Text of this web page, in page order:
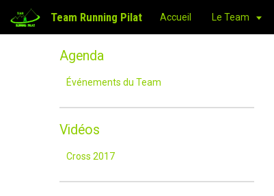
Team Running Pilat Accueil Le Team
Agenda
Événements du Team
Vidéos
Cross 2017